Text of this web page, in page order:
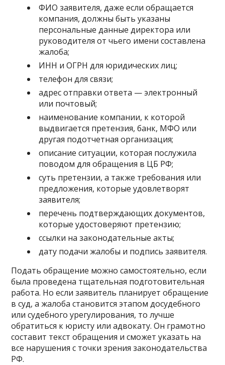
ФИО заявителя, даже если обращается
компания, должны быть указаны
персональные данные директора или
руководителя от чьего имени составлена
жалоба;
ИНН и ОГРН для юридических лиц;
телефон для связи;
адрес отправки ответа — электронный
или почтовый;
наименование компании, к которой
выдвигается претензия, банк, МФО или
другая подотчетная организация;
описание ситуации, которая послужила
поводом для обращения в ЦБ РФ;
суть претензии, а также требования или
предложения, которые удовлетворят
заявителя;
перечень подтверждающих документов,
которые удостоверяют претензию;
ссылки на законодательные акты;
дату подачи жалобы и подпись заявителя.
Подать обращение можно самостоятельно, если
была проведена тщательная подготовительная
работа. Но если заявитель планирует обращение
в суд, а жалоба становится этапом досудебного
или судебного урегулирования, то лучше
обратиться к юристу или адвокату. Он грамотно
составит текст обращения и сможет указать на
все нарушения с точки зрения законодательства
РФ.